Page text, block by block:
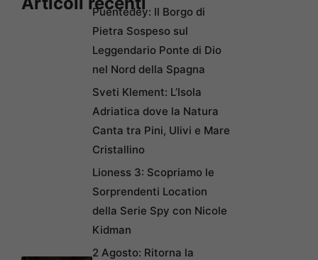
Puentedey: Il Borgo di
Pietra Sospeso sul
Leggendario Ponte di Dio
nel Nord della Spagna
Sveti Klement: L’Isola
Adriatica dove la Natura
Canta tra Pini, Ulivi e Mare
Cristallino
Lioness 3: Scopriamo le
Sorprendenti Location
della Serie Spy con Nicole
Kidman
2 Agosto: Ritorna la